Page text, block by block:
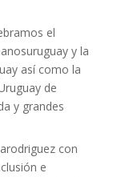
el
y la
así como la
de
y grandes
con
e